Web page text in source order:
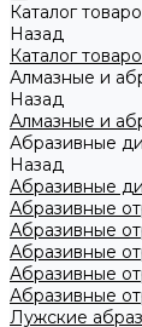
Каталог
Назад
Каталог
Алмазные и
Назад
Алмазные и
Абразивные
Назад
Абразивные
Абразивные
Абразивные
Абразивные
Абразивные
Абразивные
Лужские